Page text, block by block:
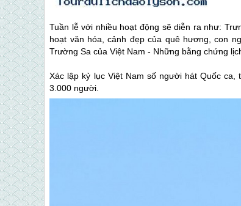
Tuần lễ với nhiều hoạt động sẽ diễn ra như:
hoạt văn hóa, cảnh đẹp của quê hương, con
Trường Sa của Việt Nam - Những bằng chứng
Xác lập kỷ lục Việt Nam số người hát Quốc
3.000 người.